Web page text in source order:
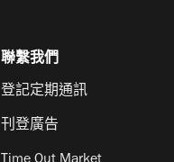
聯繫我們
登記定期通訊
刊登廣告